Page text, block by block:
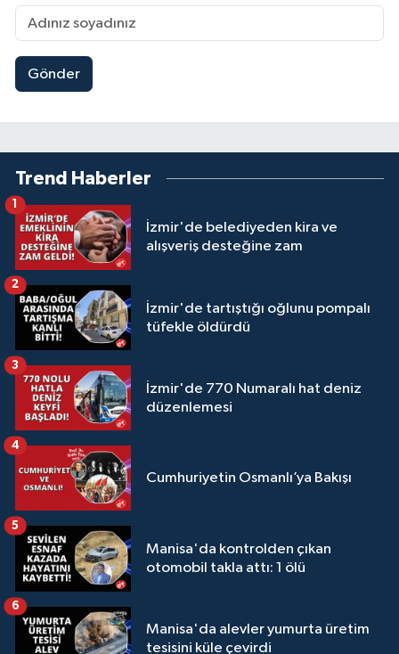
Gönder
Trend Haberler
İzmir'de belediyeden kira ve
alışveriş desteğine zam
1
İzmir'de tartıştığı oğlunu pompalı
tüfekle öldürdü
2
İzmir'de 770 Numaralı hat deniz
düzenlemesi
3
Cumhuriyetin Osmanlı’ya Bakışı
4
Manisa'da kontrolden çıkan
otomobil takla attı: 1 ölü
5
Manisa'da alevler yumurta üretim
tesisini küle çevirdi
6